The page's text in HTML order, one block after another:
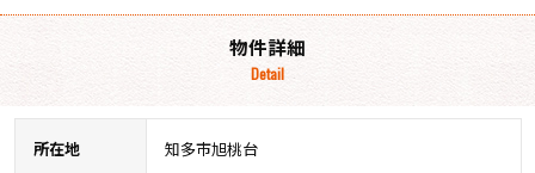
物件詳細
Detail
所在地 知多市旭桃台